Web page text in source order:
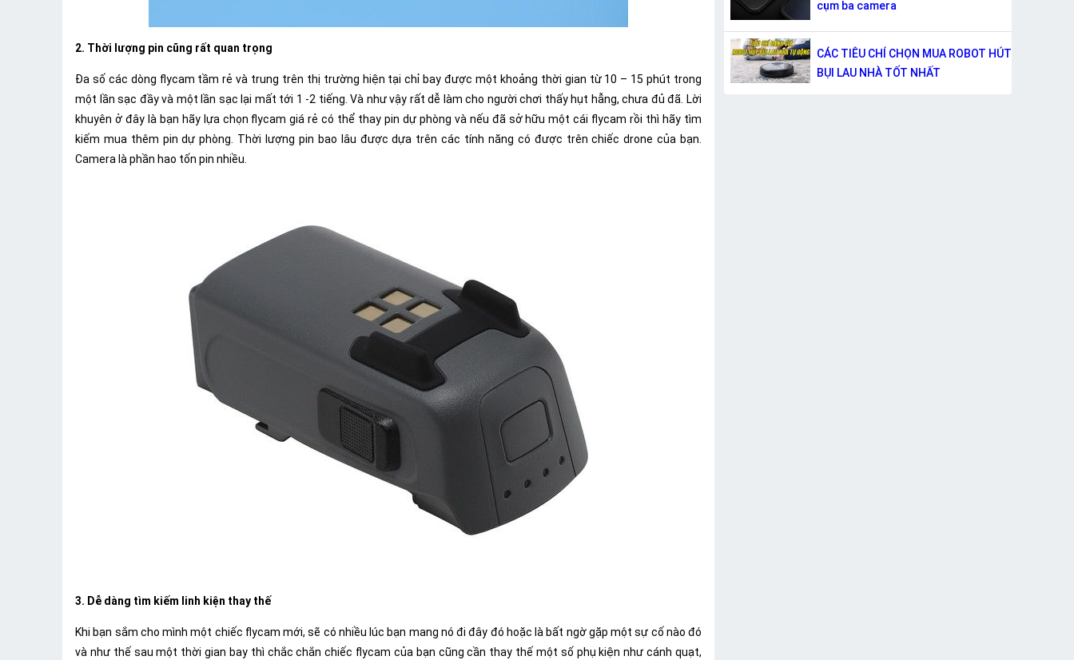
2. Thời lượng pin cũng rất quan trọng
Đa số các dòng flycam tầm rẻ và trung trên thị trường hiện tại chỉ bay được một khoảng thời gian từ 10 – 15 phút trong
một lần sạc đầy và một lần sạc lại mất tới 1 -2 tiếng. Và như vậy rất dễ làm cho người chơi thấy hụt hẫng, chưa đủ đã. Lời
khuyên ở đây là bạn hãy lựa chọn flycam giá rẻ có thể thay pin dự phòng và nếu đã sở hữu một cái flycam rồi thì hãy tìm
kiếm mua thêm pin dự phòng. Thời lượng pin bao lâu được dựa trên các tính năng có được trên chiếc drone của bạn.
Camera là phần hao tốn pin nhiều.
3. Dễ dàng tìm kiếm linh kiện thay thế
Khi bạn sắm cho mình một chiếc flycam mới, sẽ có nhiều lúc bạn mang nó đi đây đó hoặc là bất ngờ gặp một sự cố nào đó
và như thế sau một thời gian bay thì chắc chắn chiếc flycam của bạn cũng cần thay thế một số phụ kiện như cánh quạt,
cụm ba camera
CÁC TIÊU CHÍ CHỌN MUA ROBOT HÚT
BỤI LAU NHÀ TỐT NHẤT